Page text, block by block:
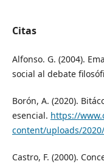
Citas
Alfonso. G. (2004).
social al debate
Borón, A. (2020).
esencial. https://
content/uploads/
Castro, F. (2000).